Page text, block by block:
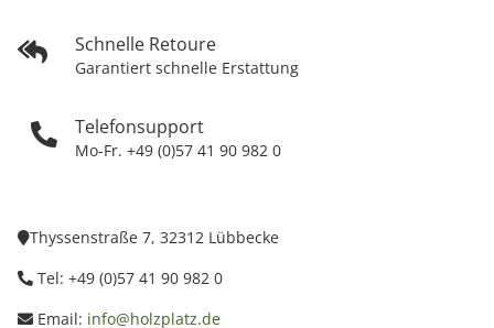
Schnelle Retoure
Garantiert schnelle Erstattung
Telefonsupport
Mo-Fr. +49 (0)57 41 90 982 0
Thyssenstraße 7, 32312 Lübbecke
Tel: +49 (0)57 41 90 982 0
Email: info@holzplatz.de